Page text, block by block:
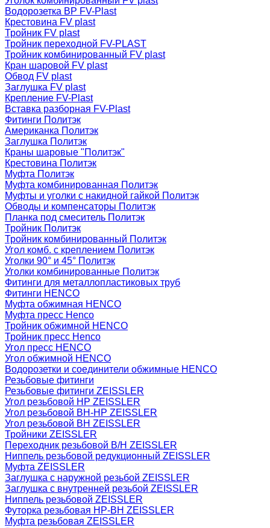
Водорозетка ВР FV-Plast
Крестовина FV plast
Тройник FV plast
Тройник переходной FV-PLAST
Тройник комбинированный FV plast
Кран шаровой FV plast
Обвод FV plast
Заглушка FV plast
Крепление FV-Plast
Вставка разборная FV-Plast
Фитинги Политэк
Американка Политэк
Заглушка Политэк
Краны шаровые "Политэк"
Крестовина Политэк
Муфта Политэк
Муфта комбинированная Политэк
Муфты и уголки с накидной гайкой Политэк
Обводы и компенсаторы Политэк
Планка под смеситель Политэк
Тройник Политэк
Тройник комбинированный Политэк
Угол комб. с креплением Политэк
Уголки 90° и 45° Политэк
Уголки комбинированные Политэк
Фитинги для металлопластиковых труб
Фитинги HENCO
Муфта обжимная HENCO
Муфта пресс Henco
Тройник обжимной HENCO
Тройник пресс Henco
Угол пресс HENCO
Угол обжимной HENCO
Водорозетки и соединители обжимные HENCO
Резьбовые фитинги
Резьбовые фитинги ZEISSLER
Угол резьбовой НР ZEISSLER
Угол резьбовой ВН-НР ZEISSLER
Угол резьбовой ВН ZEISSLER
Тройники ZEISSLER
Переходник резьбовой В/Н ZEISSLER
Ниппель резьбовой редукционный ZEISSLER
Муфта ZEISSLER
Заглушка с наружной резьбой ZEISSLER
Заглушка с внутренней резьбой ZEISSLER
Ниппель резьбовой ZEISSLER
Футорка резьбовая НР-ВН ZEISSLER
Муфта резьбовая ZEISSLER